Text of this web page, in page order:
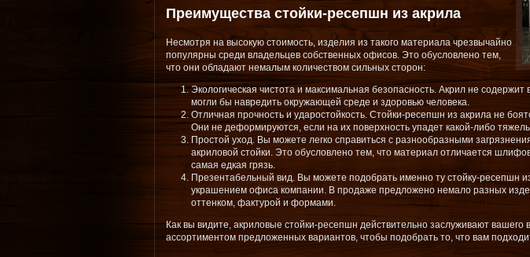
Преимущества стойки-ресепшн из акрила
Несмотря на высокую стоимость, изделия из такого материала чрезвычайно
популярны среди владельцев собственных офисов. Это обусловлено тем,
что они обладают немалым количеством сильных сторон:
Экологическая чистота и максимальная безопасность. Акрил не
могли бы навредить окружающей среде и здоровью человека.
Отличная прочность и ударостойкость. Стойки-ресепшн из акрила не
Они не деформируются, если на их поверхность упадет какой-либо
Простой уход. Вы можете легко справиться с разнообразными
акриловой стойки. Это обусловлено тем, что материал отличается
самая едкая грязь.
Презентабельный вид. Вы можете подобрать именно ту стойку-ресепшн
украшением офиса компании. В продаже предложено немало разных
оттенком, фактурой и формами.
Как вы видите, акриловые стойки-ресепшн действительно заслуживают вашего
ассортиментом предложенных вариантов, чтобы подобрать то, что вам